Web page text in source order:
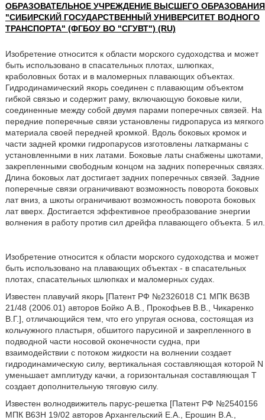
ОБРАЗОВАТЕЛЬНОЕ УЧРЕЖДЕНИЕ ВЫСШЕГО ОБРАЗОВАНИЯ
"СИБИРСКИЙ ГОСУДАРСТВЕННЫЙ УНИВЕРСИТЕТ ВОДНОГО
ТРАНСПОРТА" (ФГБОУ ВО "СГУВТ") (RU)
Изобретение относится к области морского судоходства и может
быть использовано в спасательных плотах, шлюпках,
краболовных ботах и в маломерных плавающих объектах.
Гидродинамический якорь соединен с плавающим объектом
гибкой связью и содержит раму, включающую боковые кили,
соединенные между собой двумя парами поперечных связей. На
передние поперечные связи установлены гидропаруса из мягкого
материала своей передней кромкой. Вдоль боковых кромок и
части задней кромки гидропарусов изготовлены латкарманы с
установленными в них латами. Боковые латы снабжены шкотами,
закрепленными свободным концом на задних поперечных связях.
Длина боковых лат достигает задних поперечных связей. Задние
поперечные связи ограничивают возможность поворота боковых
лат вниз, а шкоты ограничивают возможность поворота боковых
лат вверх. Достигается эффективное преобразование энергии
волнения в работу против сил дрейфа плавающего объекта. 5 ил.
Изобретение относится к области морского судоходства и может
быть использовано на плавающих объектах - в спасательных
плотах, спасательных шлюпках и маломерных судах.
Известен плавучий якорь [Патент РФ №2326018 С1 МПК В63В
21/48 (2006.01) авторов Бойко А.В., Прокофьев В.В., Чикаренко
В.Г.], отличающийся тем, что его упругая основа, состоящая из
кольчужного пластыря, обшитого парусиной и закрепленного в
подводной части носовой оконечности судна, при
взаимодействии с потоком жидкости на волнении создает
гидродинамическую силу, вертикальная составляющая которой N
уменьшает амплитуду качки, а горизонтальная составляющая Т
создает дополнительную тяговую силу.
Известен волнодвижитель парус-решетка [Патент РФ №2540156
МПК В63Н 19/02 авторов Архангельский Е.А., Ерошин В.А.,